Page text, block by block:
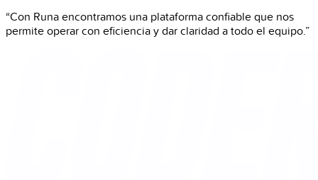
“Con Runa encontramos una plataforma confiable que nos
permite operar con eficiencia y dar claridad a todo el equipo.”